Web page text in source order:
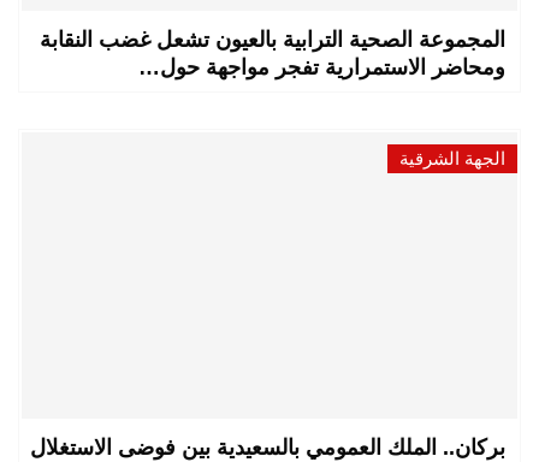
المجموعة الصحية الترابية بالعيون تشعل غضب النقابة
ومحاضر الاستمرارية تفجر مواجهة حول…
الجهة الشرقية
بركان.. الملك العمومي بالسعيدية بين فوضى الاستغلال